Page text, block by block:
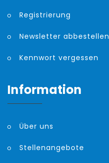
Registrierung
Newsletter abbestellen
Kennwort vergessen
Information
Über uns
Stellenangebote